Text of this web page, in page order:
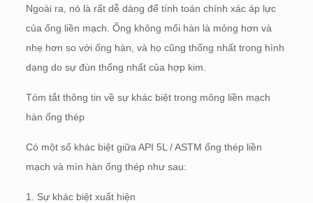
Ngoài ra, nó là rất dễ dàng để tính toán chính xác áp lực
của ống liền mạch. Ống không mối hàn là mỏng hơn và
nhẹ hơn so với ống hàn, và họ cũng thống nhất trong hình
dạng do sự đùn thống nhất của hợp kim.
Tóm tắt thông tin về sự khác biệt trong mông liền mạch
hàn ống thép
Có một số khác biệt giữa API 5L / ASTM ống thép liền
mạch và mìn hàn ống thép như sau:
1. Sự khác biệt xuất hiện